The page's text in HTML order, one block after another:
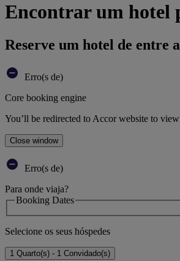
Encontrar um hotel
Reserve um hotel de entre
Erro(s de)
Core booking engine
You’ll be redirected to Accor website to
Close window
Erro(s de)
Para onde viaja?
Booking Dates
Selecione os seus hóspedes
1 Quarto(s) - 1 Convidado(s)